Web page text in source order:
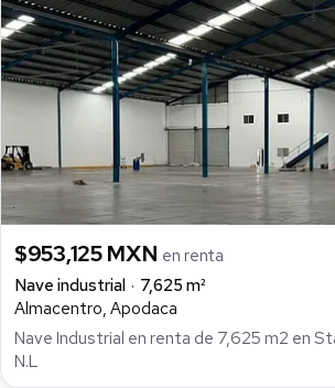
$953,125 MXN en renta
Nave industrial
7,625 m²
Almacentro, Apodaca
Nave Industrial en renta de 7,625 m2 en
N.L